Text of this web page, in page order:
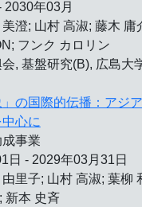
2030年03月
澄; 山村 高淑; 藤木 庸
フンク カロリン
, 基盤研究(B), 広島大
」の国際的伝播：アジ
心に
事業
日 - 2029年03月31日
由里子; 山村 高淑; 葉柳
新本 史斉